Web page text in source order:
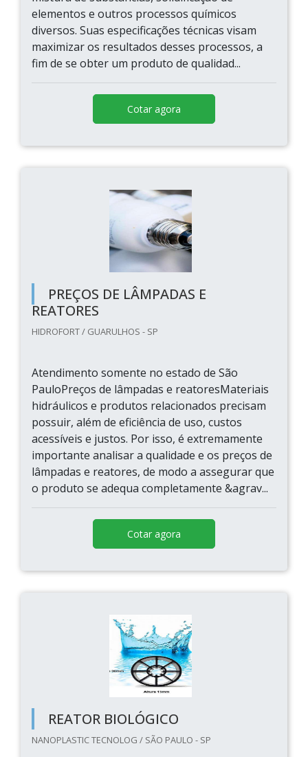
elementos e outros processos químicos
diversos. Suas especificações técnicas visam
maximizar os resultados desses processos, a
fim de se obter um produto de qualidad...
Cotar agora
PREÇOS DE LÂMPADAS E
REATORES
HIDROFORT / GUARULHOS - SP
Atendimento somente no estado de São
PauloPreços de lâmpadas e reatoresMateriais
hidráulicos e produtos relacionados precisam
possuir, além de eficiência de uso, custos
acessíveis e justos. Por isso, é extremamente
importante analisar a qualidade e os preços de
lâmpadas e reatores, de modo a assegurar que
o produto se adequa completamente &agrav...
Cotar agora
REATOR BIOLÓGICO
NANOPLASTIC TECNOLOG / SÃO PAULO - SP